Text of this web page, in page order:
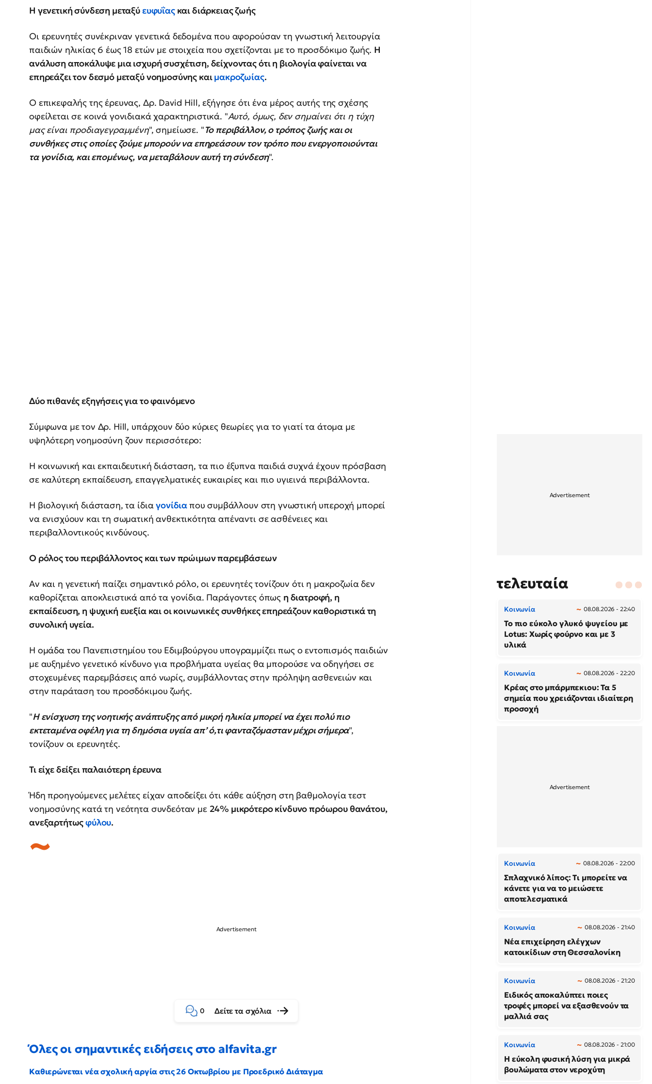
Η γενετική σύνδεση μεταξύευφυΐας και διάρκειας ζωής
Οι ερευνητές συνέκριναν γενετικά δεδομένα που αφορούσαν τη γνωστική λειτουργία
παιδιών ηλικίας 6 έως 18 ετών με στοιχεία που σχετίζονται με το προσδόκιμο ζωής. Η
ανάλυση αποκάλυψε μια ισχυρή συσχέτιση, δείχνοντας ότι η βιολογία φαίνεται να
επηρεάζει τον δεσμό μεταξύ νοημοσύνης καιμακροζωίας.
Ο επικεφαλής της έρευνας, Δρ. David Hill, εξήγησε ότι ένα μέρος αυτής της σχέσης
οφείλεται σε κοινά γονιδιακά χαρακτηριστικά. "Αυτό, όμως, δεν σημαίνει ότι η τύχη
μας είναι προδιαγεγραμμένη", σημείωσε. "Το περιβάλλον, ο τρόπος ζωής και οι
συνθήκες στις οποίες ζούμε μπορούν να επηρεάσουν τον τρόπο που ενεργοποιούνται
τα γονίδια, και επομένως, να μεταβάλουν αυτή τη σύνδεση".
Δύο πιθανές εξηγήσεις για το φαινόμενο
Σύμφωνα με τον Δρ. Hill, υπάρχουν δύο κύριες θεωρίες για το γιατί τα άτομα με
υψηλότερη νοημοσύνη ζουν περισσότερο:
Η κοινωνική και εκπαιδευτική διάσταση, τα πιο έξυπνα παιδιά συχνά έχουν πρόσβαση
σε καλύτερη εκπαίδευση, επαγγελματικές ευκαιρίες και πιο υγιεινά περιβάλλοντα.
Η βιολογική διάσταση, τα ίδιαγονίδιαπου συμβάλλουν στη γνωστική υπεροχή μπορεί
να ενισχύουν και τη σωματική ανθεκτικότητα απέναντι σε ασθένειες και
περιβαλλοντικούς κινδύνους.
Ο ρόλος του περιβάλλοντος και των πρώιμων παρεμβάσεων
Αν και η γενετική παίζει σημαντικό ρόλο, οι ερευνητές τονίζουν ότι η μακροζωία δεν
καθορίζεται αποκλειστικά από τα γονίδια. Παράγοντες όπως η διατροφή, η
εκπαίδευση, η ψυχική ευεξία και οι κοινωνικές συνθήκες επηρεάζουν καθοριστικά τη
συνολική υγεία.
Η ομάδα του Πανεπιστημίου του Εδιμβούργου υπογραμμίζει πως ο εντοπισμός παιδιών
με αυξημένο γενετικό κίνδυνο για προβλήματα υγείας θα μπορούσε να οδηγήσει σε
στοχευμένες παρεμβάσεις από νωρίς, συμβάλλοντας στην πρόληψη ασθενειών και
στην παράταση του προσδόκιμου ζωής.
"Η ενίσχυση της νοητικής ανάπτυξης από μικρή ηλικία μπορεί να έχει πολύ πιο
εκτεταμένα οφέλη για τη δημόσια υγεία απ’ ό,τι φανταζόμασταν μέχρι σήμερα",
τονίζουν οι ερευνητές.
Τι είχε δείξει παλαιότερη έρευνα
Ήδη προηγούμενες μελέτες είχαν αποδείξει ότι κάθε αύξηση στη βαθμολογία τεστ
νοημοσύνης κατά τη νεότητα συνδεόταν με 24% μικρότερο κίνδυνο πρόωρου θανάτου,
ανεξαρτήτωςφύλου.
0 Δείτε τα σχόλια
Όλες οι σημαντικές ειδήσεις στο alfavita.gr
Καθιερώνεται νέα σχολική αργία στις 26 Οκτωβρίου με Προεδρικό Διάταγμα
τελευταία
Κοινωνία 08.08.2026 - 22:40
Το πιο εύκολο γλυκό ψυγείου με
Lotus: Χωρίς φούρνο και με 3
υλικά
Κοινωνία 08.08.2026 - 22:20
Κρέας στο μπάρμπεκιου: Τα 5
σημεία που χρειάζονται ιδιαίτερη
προσοχή
Κοινωνία 08.08.2026 - 22:00
Σπλαχνικό λίπος: Τι μπορείτε να
κάνετε για να το μειώσετε
αποτελεσματικά
Κοινωνία 08.08.2026 - 21:40
Νέα επιχείρηση ελέγχων
κατοικίδιων στη Θεσσαλονίκη
Κοινωνία 08.08.2026 - 21:20
Ειδικός αποκαλύπτει ποιες
τροφές μπορεί να εξασθενούν τα
μαλλιά σας
Κοινωνία 08.08.2026 - 21:00
Η εύκολη φυσική λύση για μικρά
βουλώματα στον νεροχύτη